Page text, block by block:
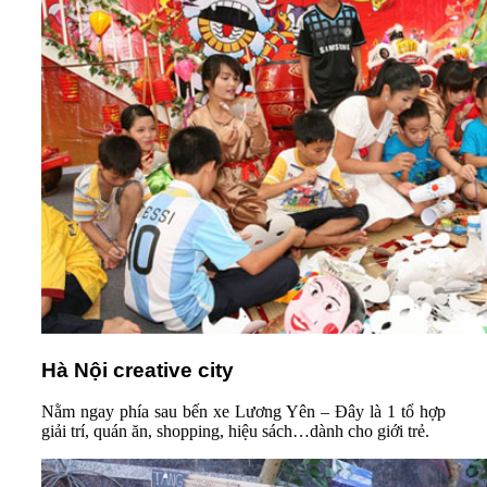
Hà Nội creative city
Nằm ngay phía sau bến xe Lương Yên – Đây là 1 tổ hợp
giải trí, quán ăn, shopping, hiệu sách…dành cho giới trẻ.